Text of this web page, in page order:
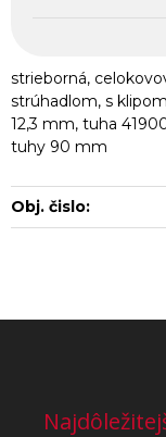
strieborná,
strúhadlom, s
12,3 mm, tuha
tuhy 90 mm
Obj. čislo: